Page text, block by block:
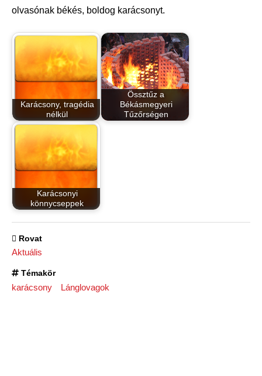
olvasónak békés, boldog karácsonyt.
Karácsony, tragédia
nélkül
Össztűz a
Békásmegyeri
Tűzőrségen
Karácsonyi
könnycseppek
Rovat
Aktuális
Témakör
karácsony Lánglovagok